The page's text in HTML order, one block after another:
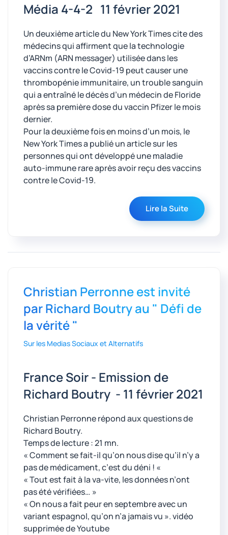
Média 4-4-2 11 février 2021
Un deuxième article du New York Times cite des
médecins qui affirment que la technologie
d’ARNm (ARN messager) utilisée dans les
vaccins contre le Covid-19 peut causer une
thrombopénie immunitaire, un trouble sanguin
qui a entraîné le décès d’un médecin de Floride
après sa première dose du vaccin Pfizer le mois
dernier.
Pour la deuxième fois en moins d’un mois, le
New York Times a publié un article sur les
personnes qui ont développé une maladie
auto-immune rare après avoir reçu des vaccins
contre le Covid-19.
Lire la Suite
Christian Perronne est invité
par Richard Boutry au " Défi de
la vérité "
Sur les Medias Sociaux et Alternatifs
France Soir - Emission de
Richard Boutry - 11 février 2021
Christian Perronne répond aux questions de
Richard Boutry.
Temps de lecture : 21 mn.
« Comment se fait-il qu’on nous dise qu’il n’y a
pas de médicament, c’est du déni ! «
« Tout est fait à la va-vite, les données n’ont
pas été vérifiées… »
« On nous a fait peur en septembre avec un
variant espagnol, qu’on n’a jamais vu ». vidéo
supprimée de Youtube